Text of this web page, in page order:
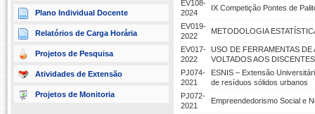
Plano Individual Docente
Relatórios de Carga Horária
Projetos de Pesquisa
Atividades de Extensão
Projetos de Monitoria
EV108-
2024
IX Competição Pontes de
EV019-
2022
METODOLOGIA
EV017-
2022
USO DE FERRAMENTAS
VOLTADOS AOS
PJ074-
2021
ESNIS – Extensão
de resíduos sólidos urbanos
PJ072-
2021
Empreendedorismo Social e